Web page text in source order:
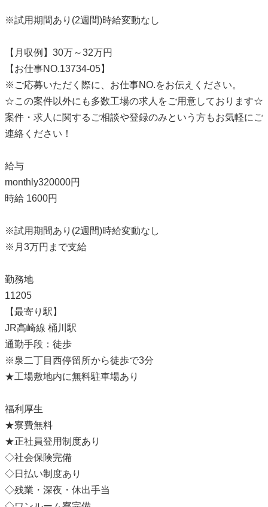
※試用期間あり(2週間)時給変動なし
【月収例】30万～32万円
【お仕事NO.13734-05】
※ご応募いただく際に、お仕事NO.をお伝えください。
☆この案件以外にも多数工場の求人をご用意しております☆
案件・求人に関するご相談や登録のみという方もお気軽にご
連絡ください！
給与
monthly320000円
時給 1600円
※試用期間あり(2週間)時給変動なし
※月3万円まで支給
勤務地
11205
【最寄り駅】
JR高崎線 桶川駅
通勤手段：徒歩
※泉二丁目西停留所から徒歩で3分
★工場敷地内に無料駐車場あり
福利厚生
★寮費無料
★正社員登用制度あり
◇社会保険完備
◇日払い制度あり
◇残業・深夜・休出手当